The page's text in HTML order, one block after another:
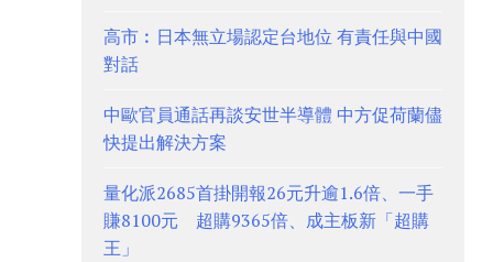
高市︰日本無立場認定台地位 有責任與中國
對話
中歐官員通話再談安世半導體 中方促荷蘭儘
快提出解決方案
量化派2685首掛開報26元升逾1.6倍、一手
賺8100元 超購9365倍、成主板新「超購
王」